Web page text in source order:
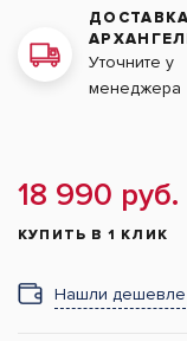
Уточните у
менеджера
18 990 руб.
КУПИТЬ В 1 КЛИК
Нашли дешевле